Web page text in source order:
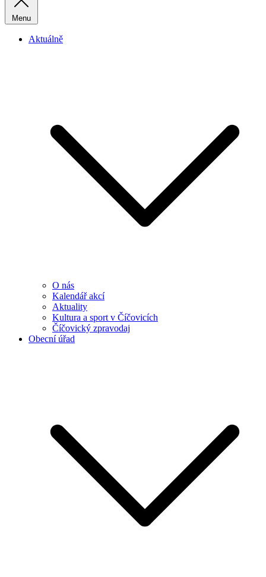
Menu
Aktuálně
O nás
Kalendář akcí
Aktuality
Kultura a sport v Číčovicích
Číčovický zpravodaj
Obecní úřad